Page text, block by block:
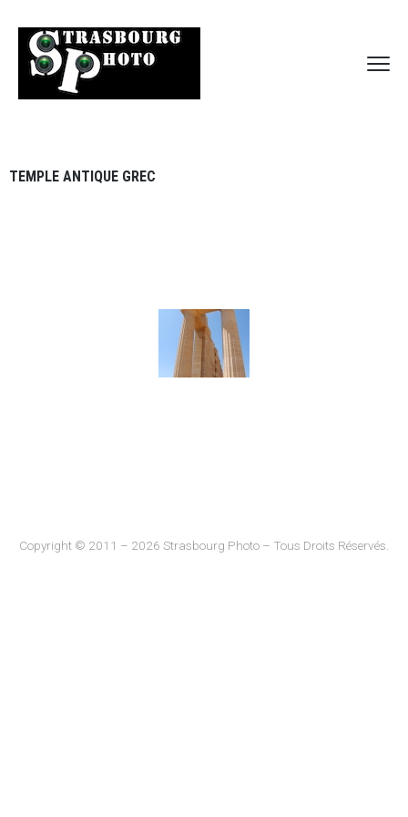
TEMPLE ANTIQUE GREC
Copyright © 2011 – 2026 Strasbourg Photo – Tous Droits Réservés.